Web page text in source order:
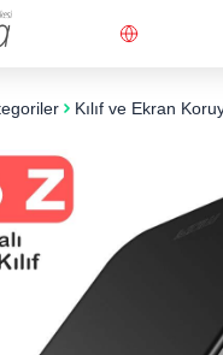
Kılıf ve Ekran